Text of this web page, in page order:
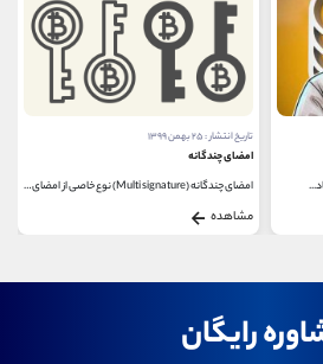
تاریخ انتشار : ۸ اردیبهشت ۱۴۰۴
عرضه کل ارز دیجیتال
عرضه کل ارز دیجیتال، یکی از مهمترین معیارهایی...
مشاهده
رایگان